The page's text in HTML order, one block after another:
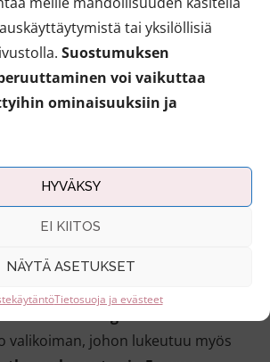
tai yksilöllisiä
Suostumuksen
voi vaikuttaa
ominaisuuksiin ja
HYVÄKSY
EI KIITOS
NÄYTÄ ASETUKSET
Tietosuoja ja evästeet
parfyymeja?
valikoiman, johon lukeutuu myös